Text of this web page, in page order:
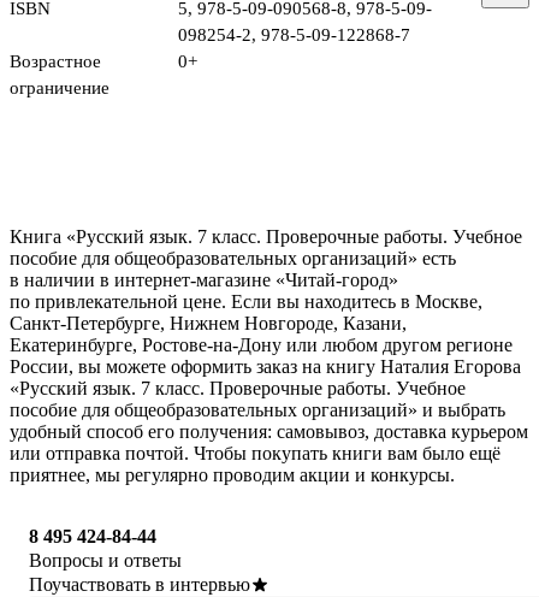
ISBN 5, 978-5-09-090568-8, 978-5-09-
098254-2, 978-5-09-122868-7
Возрастное
ограничение
0+
Книга «Русский язык. 7 класс. Проверочные работы. Учебное
пособие для общеобразовательных организаций» есть
в наличии в интернет-магазине «Читай-город»
по привлекательной цене. Если вы находитесь в Москве,
Санкт-Петербурге, Нижнем Новгороде, Казани,
Екатеринбурге, Ростове-на-Дону или любом другом регионе
России, вы можете оформить заказ на книгу Наталия Егорова
«Русский язык. 7 класс. Проверочные работы. Учебное
пособие для общеобразовательных организаций» и выбрать
удобный способ его получения: самовывоз, доставка курьером
или отправка почтой. Чтобы покупать книги вам было ещё
приятнее, мы регулярно проводим акции и конкурсы.
8 495 424-84-44
Вопросы и ответы
Поучаствовать в интервью